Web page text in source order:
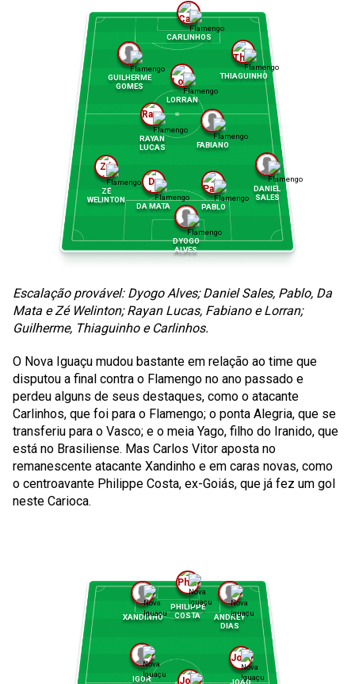
PABLO
CARLINHOS
THIAGUINHO
ZÉ
WELINTON
DYOGO
ALVES
DANIEL
SALES
LORRAN
RAYAN
LUCAS
GUILHERME
GOMES
FABIANO
DA MATA
Escalação provável: Dyogo Alves; Daniel Sales, Pablo, Da
Mata e Zé Welinton; Rayan Lucas, Fabiano e Lorran;
Guilherme, Thiaguinho e Carlinhos.
O Nova Iguaçu mudou bastante em relação ao time que
disputou a final contra o Flamengo no ano passado e
perdeu alguns de seus destaques, como o atacante
Carlinhos, que foi para o Flamengo; o ponta Alegria, que se
transferiu para o Vasco; e o meia Yago, filho do Iranido, que
está no Brasiliense. Mas Carlos Vitor aposta no
remanescente atacante Xandinho e em caras novas, como
o centroavante Philippe Costa, ex-Goiás, que já fez um gol
neste Carioca.
JOÃO
PHILIPPE
COSTA
IGOR
ANDREY
DIAS
XANDINHO